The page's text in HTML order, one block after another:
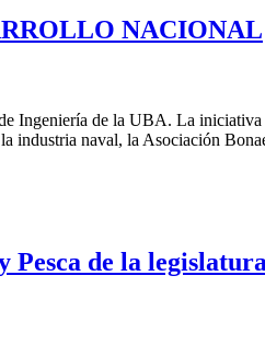
NACIONAL
Ingeniería de la UBA. La
industria naval, la Asociación
de la